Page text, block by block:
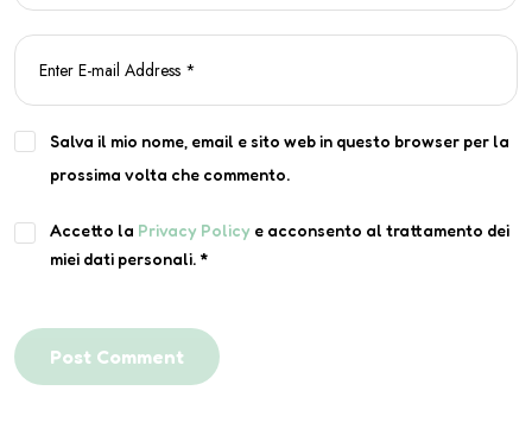
Salva il mio nome, email e sito web in questo browser per la
prossima volta che commento.
Accetto la Privacy Policy e acconsento al trattamento dei
miei dati personali. *
Post Comment